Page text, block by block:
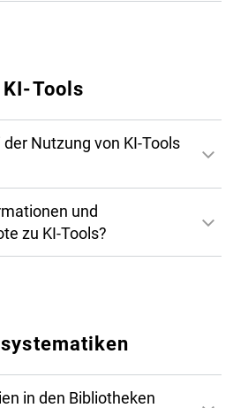
Tools
Nutzung von KI-Tools
und
zu KI-Tools?
in den Bibliotheken